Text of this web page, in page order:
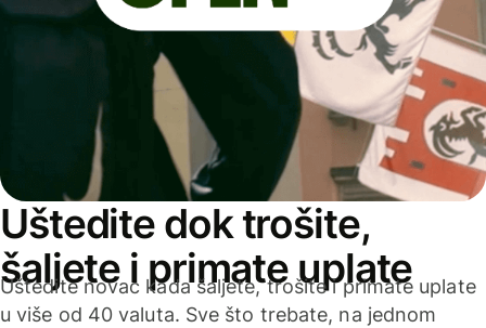
Uštedite dok trošite,
šaljete i primate uplate
Uštedite novac kada šaljete, trošite i primate uplate
u više od 40 valuta. Sve što trebate, na jednom